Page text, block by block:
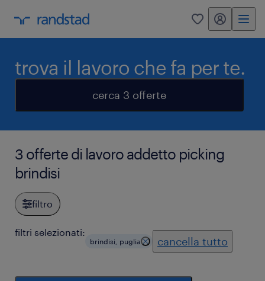
0 my randstad
trova il lavoro che fa per te.
cerca 3 offerte
3 offerte di lavoro addetto picking
brindisi
filtro
filtri selezionati:
brindisi, puglia cancella tutto